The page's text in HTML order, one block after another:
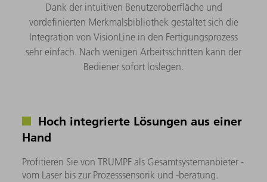
Dank der intuitiven Benutzeroberfläche und
vordefinierten Merkmalsbibliothek gestaltet sich die
Integration von VisionLine in den Fertigungsprozess
sehr einfach. Nach wenigen Arbeitsschritten kann der
Bediener sofort loslegen.
Hoch integrierte Lösungen aus einer
Hand
Profitieren Sie von TRUMPF als Gesamtsystemanbieter -
vom Laser bis zur Prozesssensorik und -beratung.